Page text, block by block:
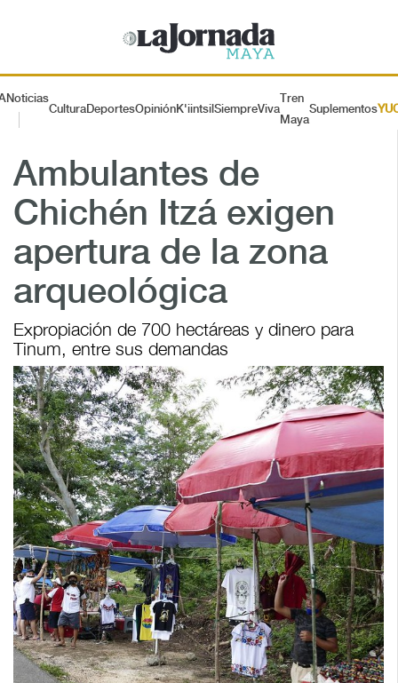
Noticias
CulturaDeportesOpiniónK'iintsil SiempreViva
Tren
Maya
Suplementos
Ambulantes de
Chichén Itzá exigen
apertura de la zona
arqueológica
Expropiación de 700 hectáreas y dinero para
Tinum, entre sus demandas